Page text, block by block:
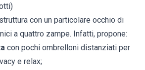
con un particolare occhio di
a quattro zampe. Infatti, propone:
con pochi ombrelloni distanziati per
e relax;